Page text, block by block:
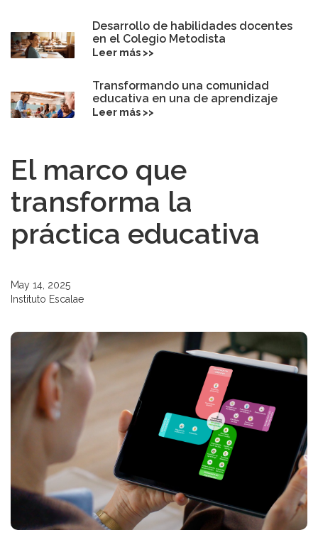
Desarrollo de habilidades docentes
en el Colegio Metodista
Leer más >>
Transformando una comunidad
educativa en una de aprendizaje
Leer más >>
El marco que
transforma la
práctica educativa
May 14, 2025
Instituto Escalae